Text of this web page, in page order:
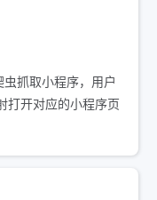
抓取小程序，用户
打开对应的小程序页